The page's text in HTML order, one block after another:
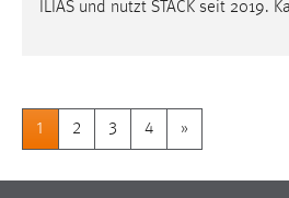
ILIAS und nutzt STACK seit 2019.
1 2 3 4 »